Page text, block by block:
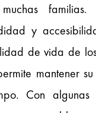
familias.
y
de vida de
mantener
Con